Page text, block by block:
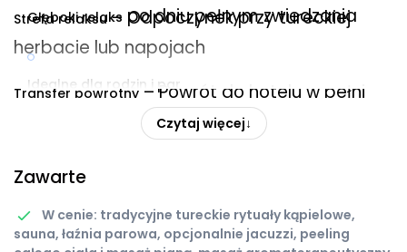
Strefa relaksu– Odpoczynek przy tureckiej
herbacie lub napojach
Transfer powrotny – Powrót do hotelu w pełni
Głęboki relaks po dniu pełnym zwiedzania
Idealne dla rodzin i par
obsługa w czystym otoczeniu
Czytaj więcej↓
Zawarte
W cenie: tradycyjne tureckie rytuały kąpielowe,
sauna, łaźnia parowa, opcjonalnie jacuzzi, peeling